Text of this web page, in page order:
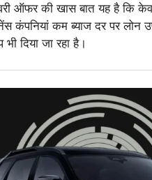
की खास बात यह है कि केवल
कंपनियां कम ब्याज दर पर लोन
दिया जा रहा है।